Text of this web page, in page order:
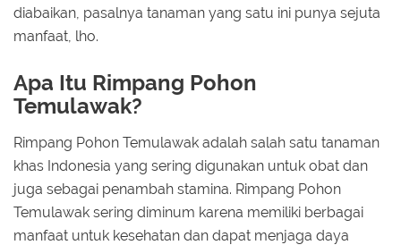
diabaikan, pasalnya tanaman yang satu ini punya sejuta
manfaat, lho.
Apa Itu Rimpang Pohon
Temulawak?
Rimpang Pohon Temulawak adalah salah satu tanaman
khas Indonesia yang sering digunakan untuk obat dan
juga sebagai penambah stamina. Rimpang Pohon
Temulawak sering diminum karena memiliki berbagai
manfaat untuk kesehatan dan dapat menjaga daya